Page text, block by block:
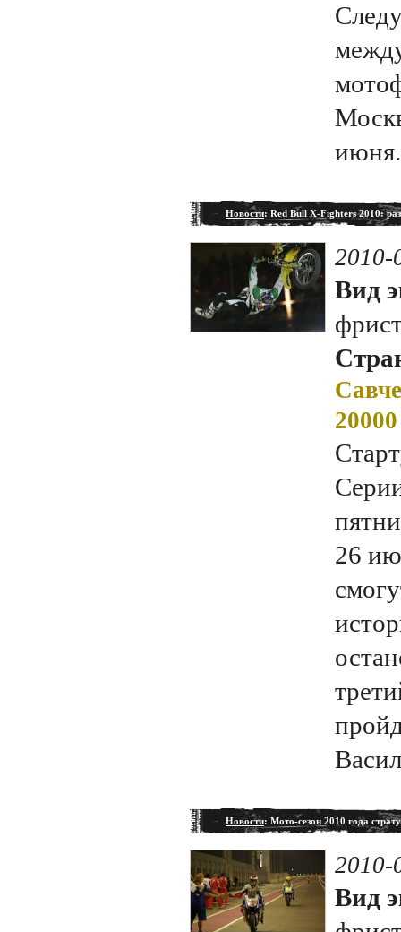
июня.
Новости: Red Bull X-Fighters 2010:
2010-
Вид
20000
26
Новости: Мото-сезон 2010 года
2010-
Вид